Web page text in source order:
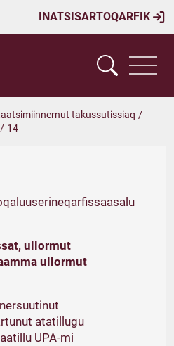
INATSISARTOQARFIK
takussutissiaq /
/ 14
ullormut
ullormut
atatillugu
UPA-mi